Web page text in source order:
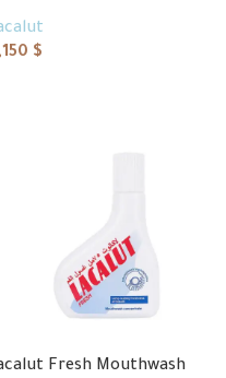
$
Fresh Mouthwash